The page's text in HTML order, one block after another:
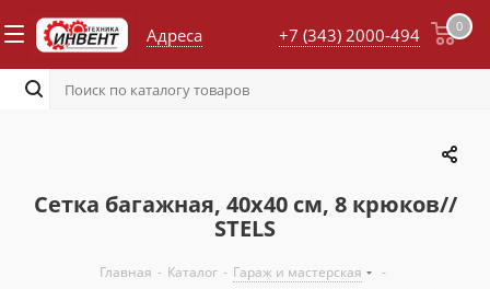
Адреса 0
+7 (343) 2000-494
Сетка багажная, 40х40 см, 8 крюков//
STELS
Главная - Каталог - Гараж и мастерская
-